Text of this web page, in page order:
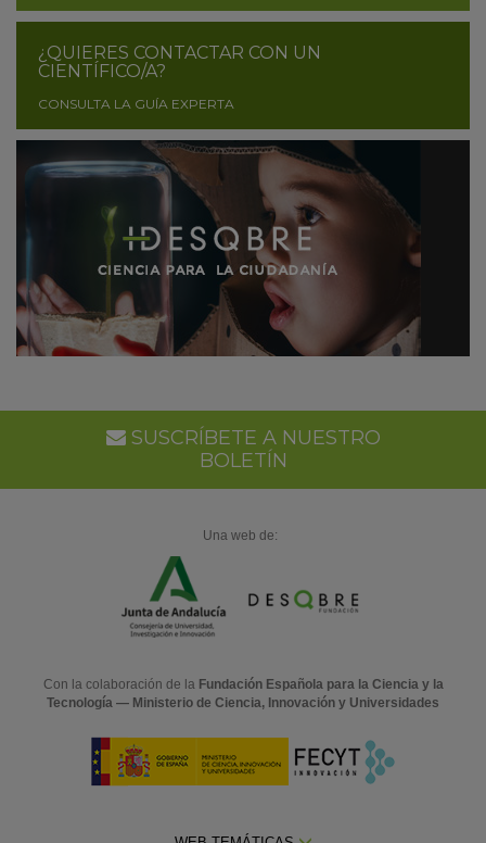
¿QUIERES CONTACTAR CON UN
CIENTÍFICO/A?
CONSULTA LA GUÍA EXPERTA
SUSCRÍBETE A NUESTRO
BOLETÍN
Una web de:
Con la colaboración de la Fundación Española para la Ciencia y la
Tecnología — Ministerio de Ciencia, Innovación y Universidades